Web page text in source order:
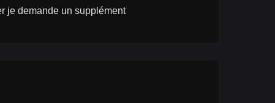
je demande un supplément